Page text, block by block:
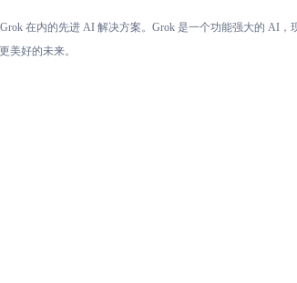
在内的先进 AI 解决方案。Grok 是一个功能强大的 AI
美好的未来。